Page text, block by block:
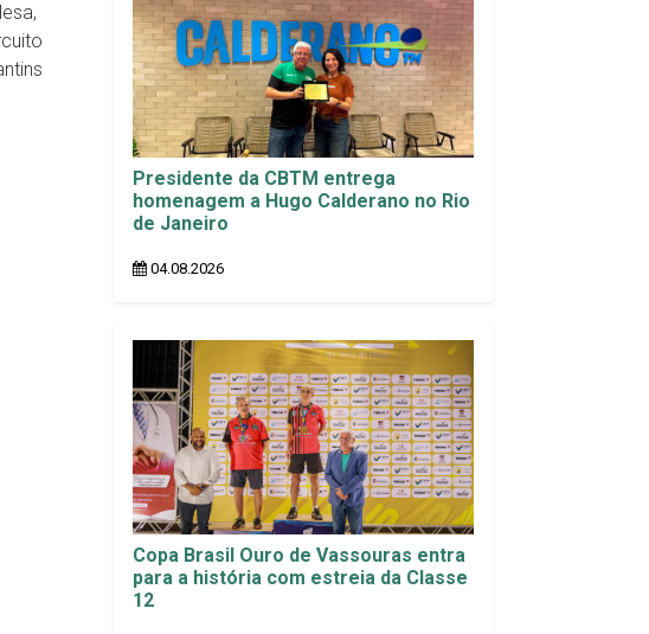
Presidente da CBTM entrega
homenagem a Hugo Calderano no Rio
de Janeiro
04.08.2026
Copa Brasil Ouro de Vassouras entra
para a história com estreia da Classe
12